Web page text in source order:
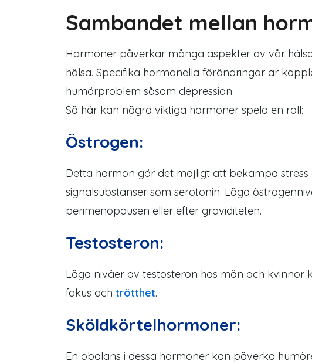
Sambandet mellan
Hormoner påverkar många aspekter av vår
hälsa. Specifika hormonella förändringar är
humörproblem såsom depression.
Så här kan några viktiga hormoner spela en roll:
Östrogen:
Detta hormon gör det möjligt att bekämpa
signalsubstanser som serotonin. Låga
perimenopausen eller efter graviditeten.
Testosteron:
Låga nivåer av testosteron hos män och kvinnor
fokus och trötthet.
Sköldkörtelhormoner:
En obalans i dessa hormoner kan påverka